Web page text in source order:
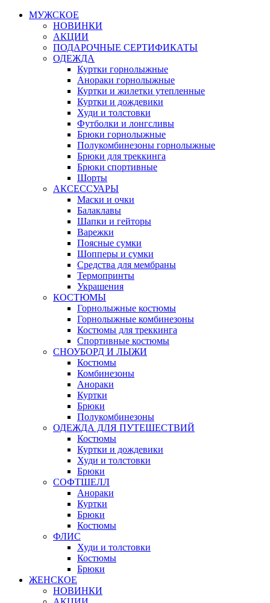
МУЖСКОЕ
НОВИНКИ
АКЦИИ
ПОДАРОЧНЫЕ СЕРТИФИКАТЫ
ОДЕЖДА
Куртки горнолыжные
Анораки горнолыжные
Куртки и жилетки утепленные
Куртки и дождевики
Худи и толстовки
Футболки и лонгсливы
Брюки горнолыжные
Полукомбинезоны горнолыжные
Брюки для треккинга
Брюки спортивные
Шорты
АКСЕССУАРЫ
Маски и очки
Балаклавы
Шапки и гейторы
Варежки
Поясные сумки
Шопперы и сумки
Средства для мембраны
Термопринты
Украшения
КОСТЮМЫ
Горнолыжные костюмы
Горнолыжные комбинезоны
Костюмы для треккинга
Спортивные костюмы
СНОУБОРД И ЛЫЖИ
Костюмы
Комбинезоны
Анораки
Куртки
Брюки
Полукомбинезоны
ОДЕЖДА ДЛЯ ПУТЕШЕСТВИЙ
Костюмы
Куртки и дождевики
Худи и толстовки
Брюки
СОФТШЕЛЛ
Анораки
Куртки
Брюки
Костюмы
ФЛИС
Худи и толстовки
Костюмы
Брюки
ЖЕНСКОЕ
НОВИНКИ